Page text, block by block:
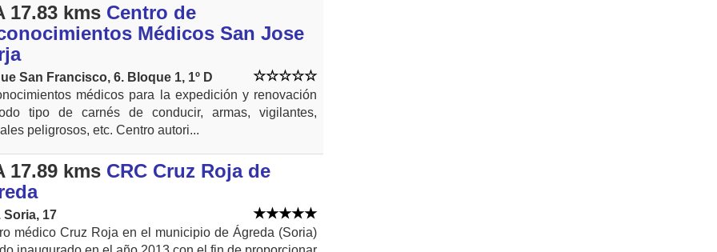
17.83 kms Centro de
Médicos San Jose
San Francisco, 6. Bloque 1, 1º D
médicos para la expedición y renovación
tipo de carnés de conducir, armas, vigilantes,
peligrosos, etc. Centro autori...
17.89 kms CRC Cruz Roja de
Soria, 17
médico Cruz Roja en el municipio de Ágreda (Soria)